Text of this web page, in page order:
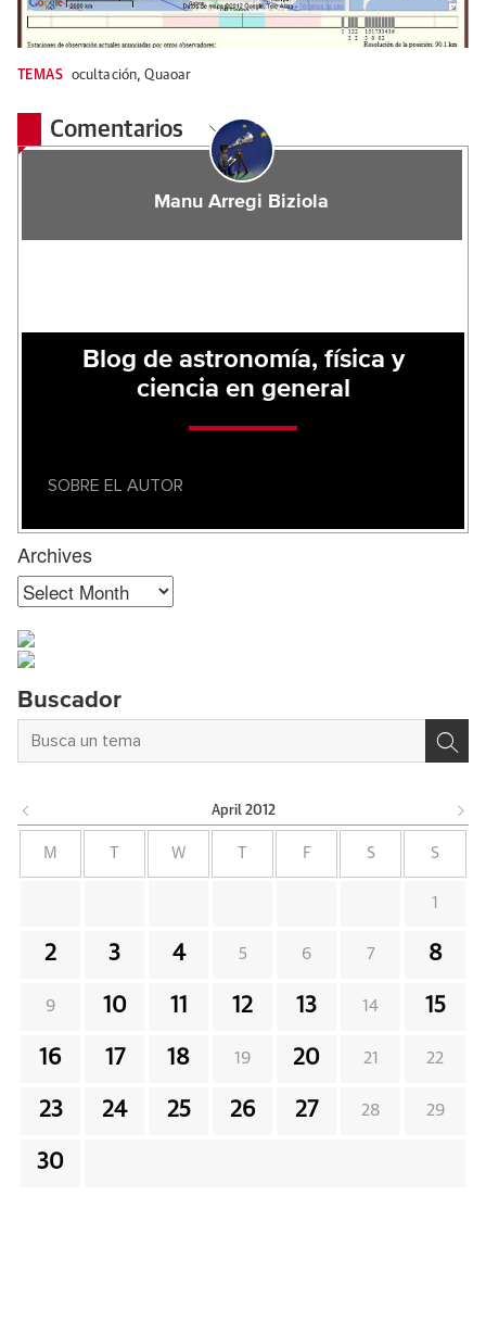
TEMAS ocultación,Quaoar
Comentarios
Manu Arregi Biziola
Blog de astronomía, física y
ciencia en general
SOBRE EL AUTOR
Archives
Archives
Buscador
April 2012
M T W T F S S
1
2 3 4 5 6 7 8
9 10 11 12 13 14 15
16 17 18 19 20 21 22
23 24 25 26 27 28 29
30